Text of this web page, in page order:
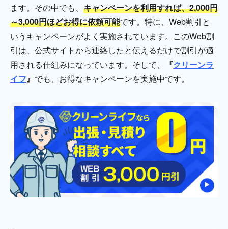
ます。その中でも、 キャンペーンを利用すれば、2,000円
～3,000円ほどお得に依頼可能です。特に、Web割引と
いうキャンペーンがよく実施されています。このWeb割
引は、公式サイトから連絡したと伝えるだけで割引が適
用される仕組みになっています。そして、
『クリーンラ
イフ』 でも、お得なキャンペーンを実施中です。